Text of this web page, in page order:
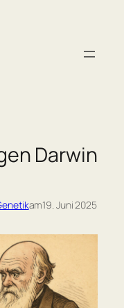
Darwin
am19. Juni 2025